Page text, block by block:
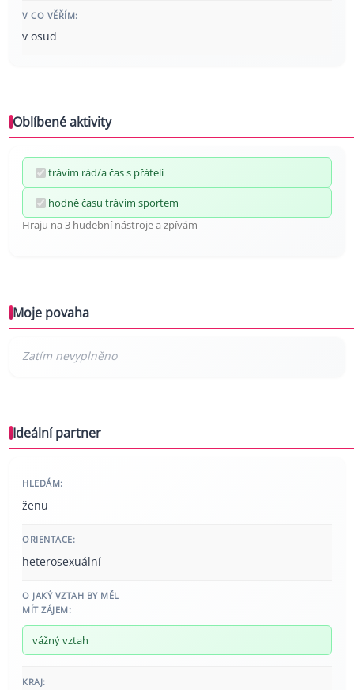
V CO VĚŘÍM:
v osud
Oblíbené aktivity
trávím rád/a čas s přáteli
hodně času trávím sportem
Hraju na 3 hudební nástroje a zpívám
Moje povaha
Ideální partner
HLEDÁM:
ženu
ORIENTACE:
heterosexuální
O JAKÝ VZTAH BY MĚL
MÍT ZÁJEM:
vážný vztah
KRAJ: